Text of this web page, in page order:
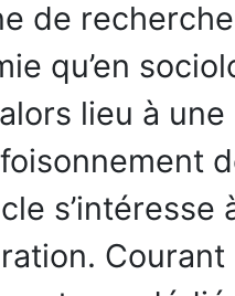
de
qu’en
lieu à
s’intéresse